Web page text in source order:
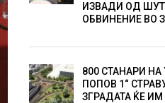
ИЗВАДИ ОД
ОБВИНЕНИЕ ВО
800 СТАНАРИ
ПОПОВ 1“
ЗГРАДАТА ЌЕ